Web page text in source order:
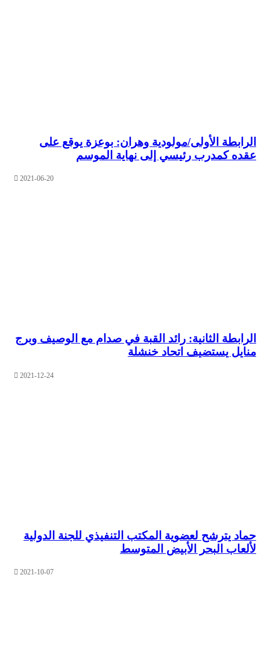
الأولى/مولودية وهران: بوعزة يوقع على
كمدرب رئيسي إلى نهاية الموسم
2021-06-20
الثانية: رائد القبة في صدام مع الوصيف وبرج
يستضيف اتحاد خنشلة
2021-12-24
يترشح لعضوية المكتب التنفيذي للجنة الدولية
البحر الأبيض المتوسط
2021-10-07